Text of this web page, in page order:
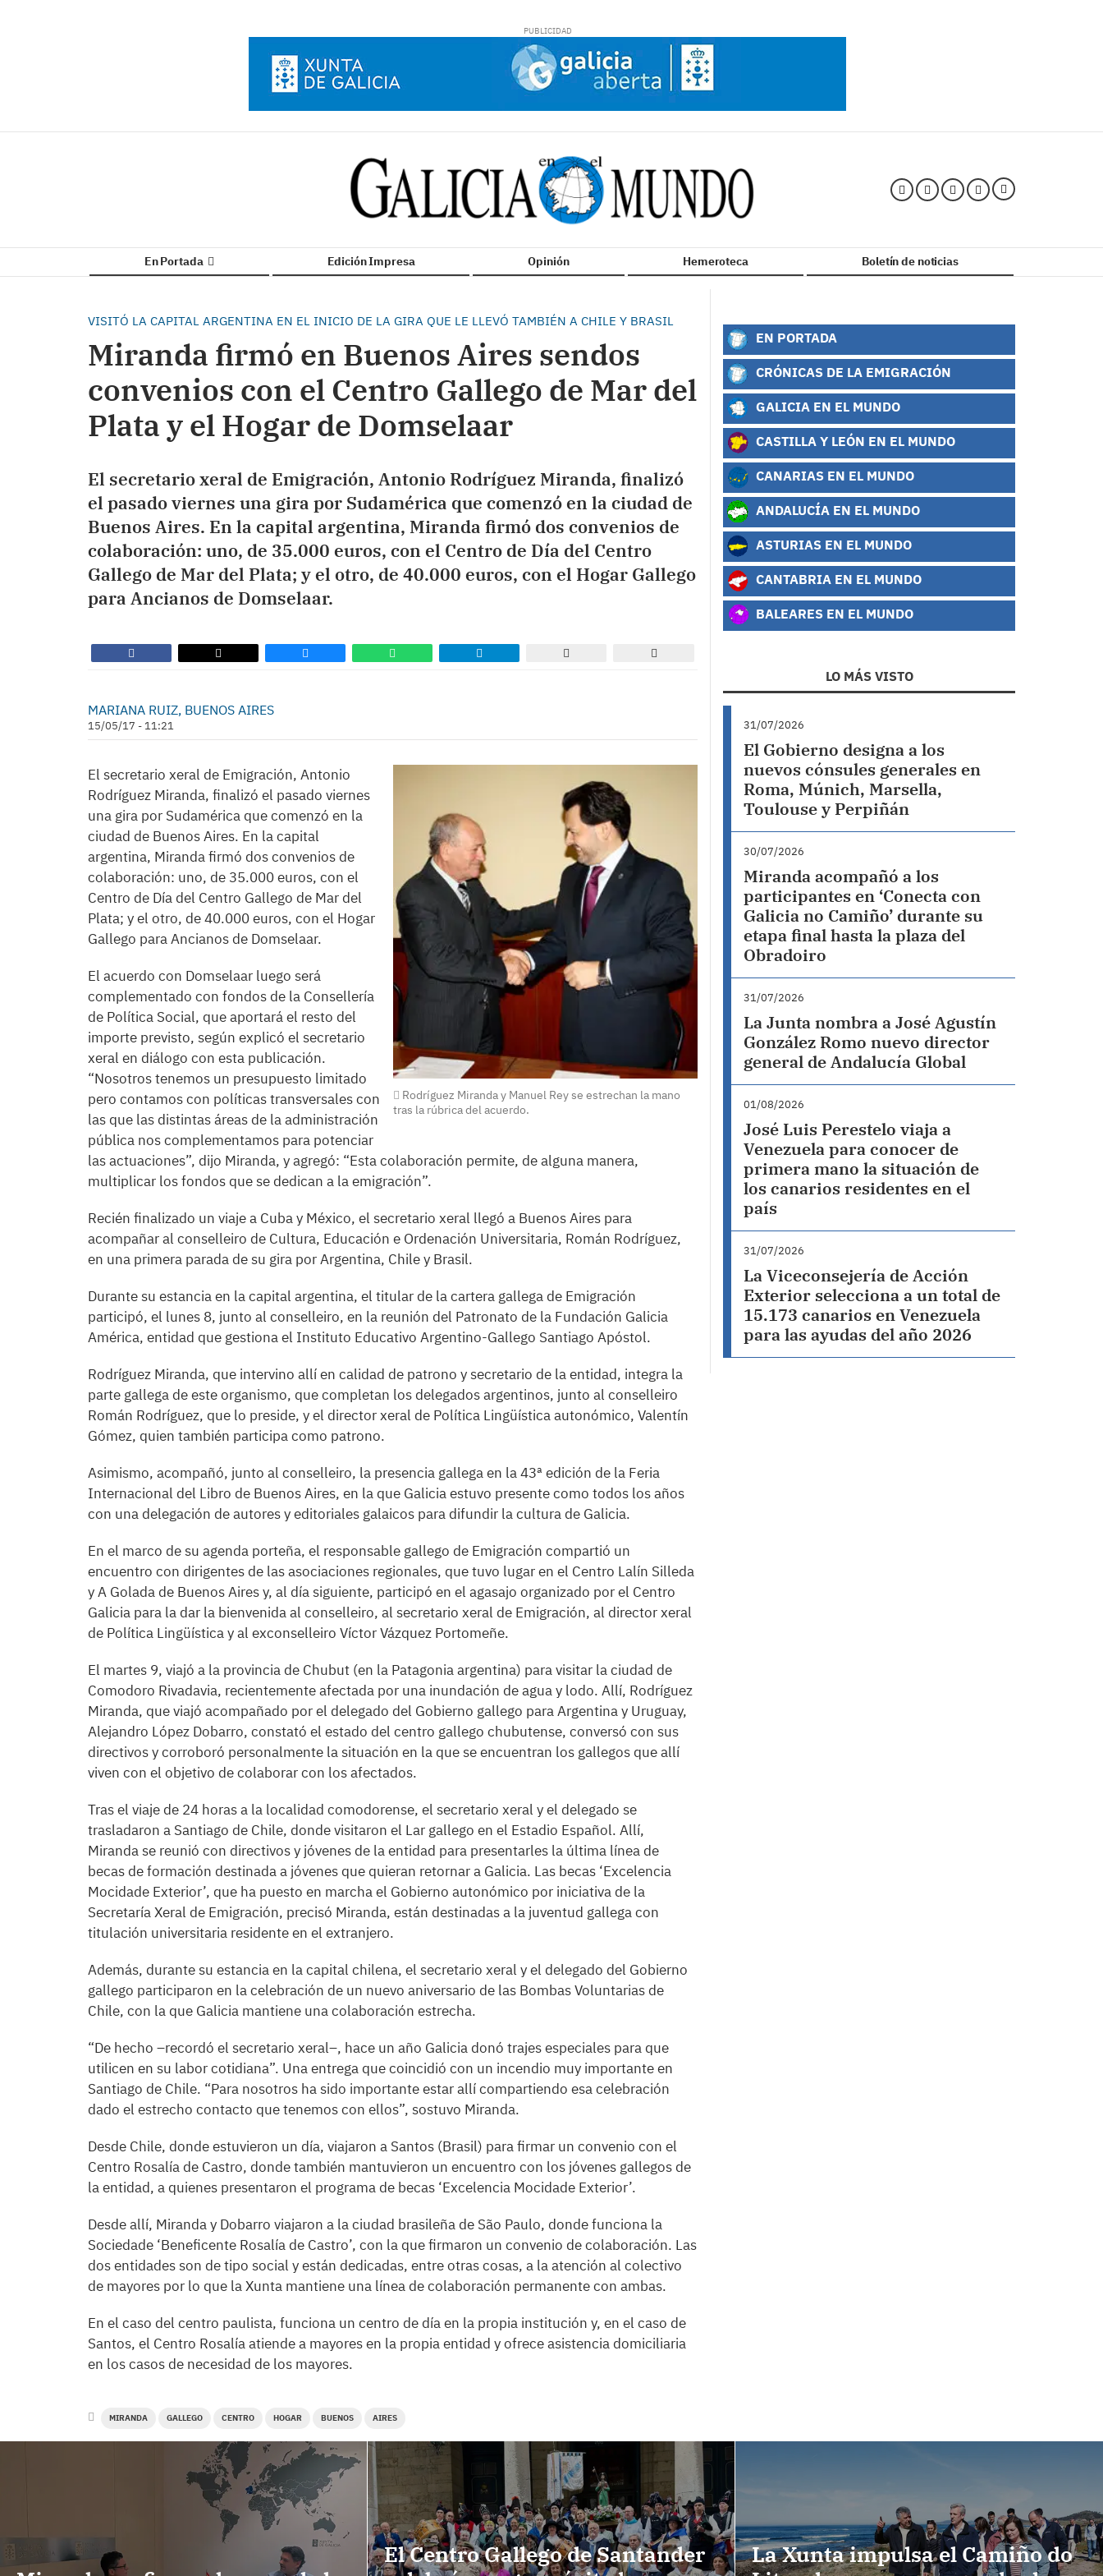
En Portada Edición Impresa Opinión Hemeroteca Boletín de noticias
VISITÓ LA CAPITAL ARGENTINA EN EL INICIO DE LA GIRA QUE LE LLEVÓ TAMBIÉN A CHILE Y BRASIL
Miranda firmó en Buenos Aires sendos
convenios con el Centro Gallego de Mar del
Plata y el Hogar de Domselaar
El secretario xeral de Emigración, Antonio Rodríguez Miranda, finalizó
el pasado viernes una gira por Sudamérica que comenzó en la ciudad de
Buenos Aires. En la capital argentina, Miranda firmó dos convenios de
colaboración: uno, de 35.000 euros, con el Centro de Día del Centro
Gallego de Mar del Plata; y el otro, de 40.000 euros, con el Hogar Gallego
para Ancianos de Domselaar.
MARIANA RUIZ, BUENOS AIRES
15/05/17 - 11:21
Rodríguez Miranda y Manuel Rey se estrechan la mano
tras la rúbrica del acuerdo.
El secretario xeral de Emigración, Antonio
Rodríguez Miranda, finalizó el pasado viernes
una gira por Sudamérica que comenzó en la
ciudad de Buenos Aires. En la capital
argentina, Miranda firmó dos convenios de
colaboración: uno, de 35.000 euros, con el
Centro de Día del Centro Gallego de Mar del
Plata; y el otro, de 40.000 euros, con el Hogar
Gallego para Ancianos de Domselaar.
El acuerdo con Domselaar luego será
complementado con fondos de la Consellería
de Política Social, que aportará el resto del
importe previsto, según explicó el secretario
xeral en diálogo con esta publicación.
“Nosotros tenemos un presupuesto limitado
pero contamos con políticas transversales con
las que las distintas áreas de la administración
pública nos complementamos para potenciar
las actuaciones”, dijo Miranda, y agregó: “Esta colaboración permite, de alguna manera,
multiplicar los fondos que se dedican a la emigración”.
Recién finalizado un viaje a Cuba y México, el secretario xeral llegó a Buenos Aires para
acompañar al conselleiro de Cultura, Educación e Ordenación Universitaria, Román Rodríguez,
en una primera parada de su gira por Argentina, Chile y Brasil.
Durante su estancia en la capital argentina, el titular de la cartera gallega de Emigración
participó, el lunes 8, junto al conselleiro, en la reunión del Patronato de la Fundación Galicia
América, entidad que gestiona el Instituto Educativo Argentino-Gallego Santiago Apóstol.
Rodríguez Miranda, que intervino allí en calidad de patrono y secretario de la entidad, integra la
parte gallega de este organismo, que completan los delegados argentinos, junto al conselleiro
Román Rodríguez, que lo preside, y el director xeral de Política Lingüística autonómico, Valentín
Gómez, quien también participa como patrono.
Asimismo, acompañó, junto al conselleiro, la presencia gallega en la 43ª edición de la Feria
Internacional del Libro de Buenos Aires, en la que Galicia estuvo presente como todos los años
con una delegación de autores y editoriales galaicos para difundir la cultura de Galicia.
En el marco de su agenda porteña, el responsable gallego de Emigración compartió un
encuentro con dirigentes de las asociaciones regionales, que tuvo lugar en el Centro Lalín Silleda
y A Golada de Buenos Aires y, al día siguiente, participó en el agasajo organizado por el Centro
Galicia para la dar la bienvenida al conselleiro, al secretario xeral de Emigración, al director xeral
de Política Lingüística y al exconselleiro Víctor Vázquez Portomeñe.
El martes 9, viajó a la provincia de Chubut (en la Patagonia argentina) para visitar la ciudad de
Comodoro Rivadavia, recientemente afectada por una inundación de agua y lodo. Allí, Rodríguez
Miranda, que viajó acompañado por el delegado del Gobierno gallego para Argentina y Uruguay,
Alejandro López Dobarro, constató el estado del centro gallego chubutense, conversó con sus
directivos y corroboró personalmente la situación en la que se encuentran los gallegos que allí
viven con el objetivo de colaborar con los afectados.
Tras el viaje de 24 horas a la localidad comodorense, el secretario xeral y el delegado se
trasladaron a Santiago de Chile, donde visitaron el Lar gallego en el Estadio Español. Allí,
Miranda se reunió con directivos y jóvenes de la entidad para presentarles la última línea de
becas de formación destinada a jóvenes que quieran retornar a Galicia. Las becas ‘Excelencia
Mocidade Exterior’, que ha puesto en marcha el Gobierno autonómico por iniciativa de la
Secretaría Xeral de Emigración, precisó Miranda, están destinadas a la juventud gallega con
titulación universitaria residente en el extranjero.
Además, durante su estancia en la capital chilena, el secretario xeral y el delegado del Gobierno
gallego participaron en la celebración de un nuevo aniversario de las Bombas Voluntarias de
Chile, con la que Galicia mantiene una colaboración estrecha.
“De hecho –recordó el secretario xeral–, hace un año Galicia donó trajes especiales para que
utilicen en su labor cotidiana”. Una entrega que coincidió con un incendio muy importante en
Santiago de Chile. “Para nosotros ha sido importante estar allí compartiendo esa celebración
dado el estrecho contacto que tenemos con ellos”, sostuvo Miranda.
Desde Chile, donde estuvieron un día, viajaron a Santos (Brasil) para firmar un convenio con el
Centro Rosalía de Castro, donde también mantuvieron un encuentro con los jóvenes gallegos de
la entidad, a quienes presentaron el programa de becas ‘Excelencia Mocidade Exterior’.
Desde allí, Miranda y Dobarro viajaron a la ciudad brasileña de São Paulo, donde funciona la
Sociedade ‘Beneficente Rosalía de Castro’, con la que firmaron un convenio de colaboración. Las
dos entidades son de tipo social y están dedicadas, entre otras cosas, a la atención al colectivo
de mayores por lo que la Xunta mantiene una línea de colaboración permanente con ambas.
En el caso del centro paulista, funciona un centro de día en la propia institución y, en el caso de
Santos, el Centro Rosalía atiende a mayores en la propia entidad y ofrece asistencia domiciliaria
en los casos de necesidad de los mayores.
MIRANDA GALLEGO CENTRO HOGAR BUENOS AIRES
EN PORTADA
CRÓNICAS DE LA EMIGRACIÓN
GALICIA EN EL MUNDO
CASTILLA Y LEÓN EN EL MUNDO
CANARIAS EN EL MUNDO
ANDALUCÍA EN EL MUNDO
ASTURIAS EN EL MUNDO
CANTABRIA EN EL MUNDO
BALEARES EN EL MUNDO
LO MÁS VISTO
31/07/2026
El Gobierno designa a los
nuevos cónsules generales en
Roma, Múnich, Marsella,
Toulouse y Perpiñán
30/07/2026
Miranda acompañó a los
participantes en ‘Conecta con
Galicia no Camiño’ durante su
etapa final hasta la plaza del
Obradoiro
31/07/2026
La Junta nombra a José Agustín
González Romo nuevo director
general de Andalucía Global
01/08/2026
José Luis Perestelo viaja a
Venezuela para conocer de
primera mano la situación de
los canarios residentes en el
país
31/07/2026
La Viceconsejería de Acción
Exterior selecciona a un total de
15.173 canarios en Venezuela
para las ayudas del año 2026
El Centro Gallego de Santander
La Xunta impulsa el Camiño do